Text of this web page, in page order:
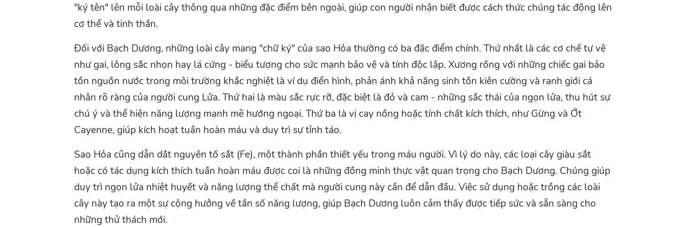
"ký tên" lên mỗi loài cây thông qua những đặc điểm bên ngoài, giúp con người nhận biết được cách thức chúng tác động lên
cơ thể và tinh thần.
Đối với Bạch Dương, những loài cây mang "chữ ký" của sao Hỏa thường có ba đặc điểm chính. Thứ nhất là các cơ chế tự vệ
như gai, lông sắc nhọn hay lá cứng - biểu tượng cho sức mạnh bảo vệ và tính độc lập. Xương rồng với những chiếc gai bảo
tồn nguồn nước trong môi trường khắc nghiệt là ví dụ điển hình, phản ánh khả năng sinh tồn kiên cường và ranh giới cá
nhân rõ ràng của người cung Lửa. Thứ hai là màu sắc rực rỡ, đặc biệt là đỏ và cam - những sắc thái của ngọn lửa, thu hút sự
chú ý và thể hiện năng lượng mạnh mẽ hướng ngoại. Thứ ba là vị cay nồng hoặc tính chất kích thích, như Gừng và Ớt
Cayenne, giúp kích hoạt tuần hoàn máu và duy trì sự tỉnh táo.
Sao Hỏa cũng dẫn dắt nguyên tố sắt (Fe), một thành phần thiết yếu trong máu người. Vì lý do này, các loại cây giàu sắt
hoặc có tác dụng kích thích tuần hoàn máu được coi là những đồng minh thực vật quan trọng cho Bạch Dương. Chúng giúp
duy trì ngọn lửa nhiệt huyết và năng lượng thể chất mà người cung này cần để dẫn đầu. Việc sử dụng hoặc trồng các loài
cây này tạo ra một sự cộng hưởng về tần số năng lượng, giúp Bạch Dương luôn cảm thấy được tiếp sức và sẵn sàng cho
những thử thách mới.